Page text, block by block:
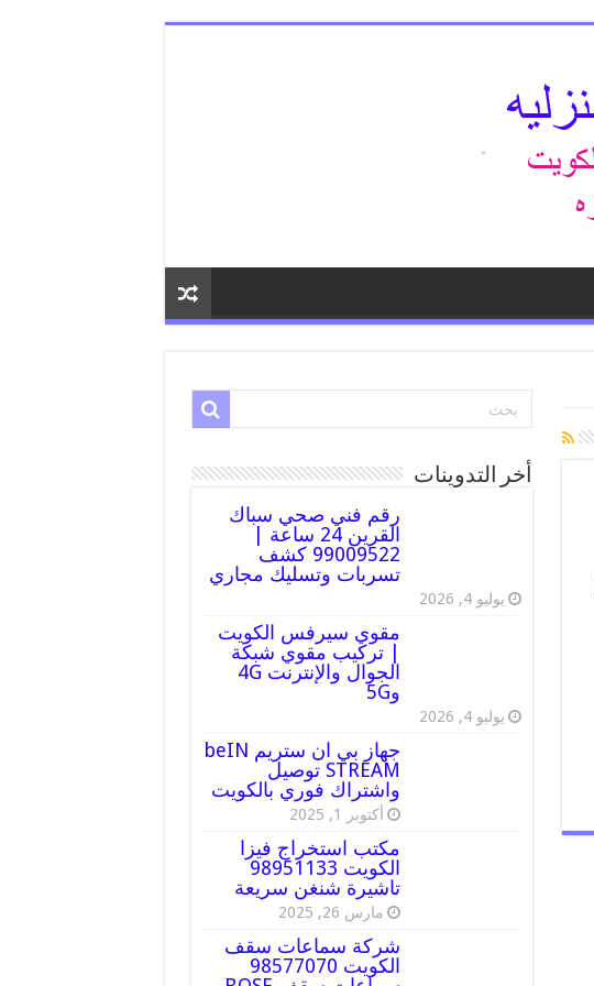
أخر التدوينات
رقم فني صحي سباك
القرين 24 ساعة |
99009522 كشف
تسربات وتسليك مجاري
يوليو 4, 2026
مقوي سيرفس الكويت
| تركيب مقوي شبكة
الجوال والإنترنت 4G
و5G
يوليو 4, 2026
جهاز بي ان ستريم beIN
STREAM توصيل
واشتراك فوري بالكويت
أكتوبر 1, 2025
مكتب استخراج فيزا
الكويت 98951133
تاشيرة شنغن سريعة
مارس 26, 2025
شركة سماعات سقف
الكويت 98577070